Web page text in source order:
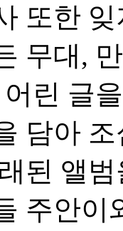
또한
무대,
린 글
담아
된 앨
주안이